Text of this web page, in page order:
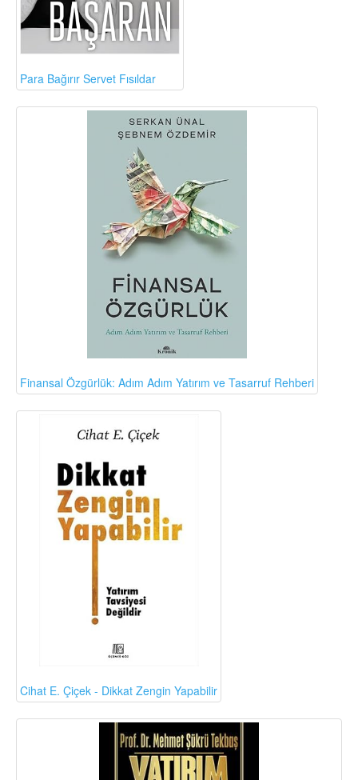
Para Bağırır Servet Fısıldar
Finansal Özgürlük: Adım Adım Yatırım ve Tasarruf Rehberi
Cihat E. Çiçek - Dikkat Zengin Yapabilir